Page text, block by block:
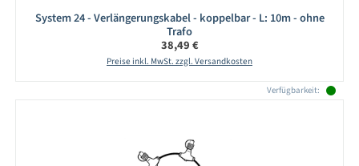
System 24 - Verlängerungskabel - koppelbar - L: 10m - ohne
Trafo
Regulärer Preis:
38,49 €
Preise inkl. MwSt. zzgl. Versandkosten
Verfügbarkeit: